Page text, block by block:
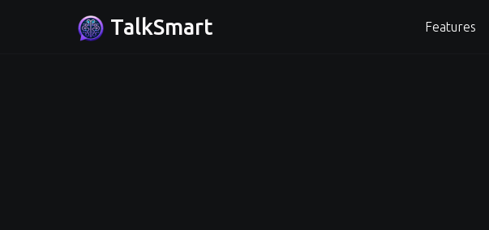
TalkSmart Features